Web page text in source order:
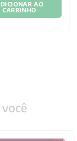
AO
CARRINHO